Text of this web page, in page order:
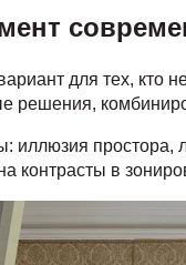
для тех, кто
контрасты в